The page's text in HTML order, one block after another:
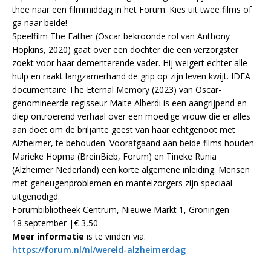
thee naar een filmmiddag in het Forum. Kies uit twee films of
ga naar beide!
Speelfilm The Father (Oscar bekroonde rol van Anthony
Hopkins, 2020) gaat over een dochter die een verzorgster
zoekt voor haar dementerende vader. Hij weigert echter alle
hulp en raakt langzamerhand de grip op zijn leven kwijt. IDFA
documentaire The Eternal Memory (2023) van Oscar-
genomineerde regisseur Maite Alberdi is een aangrijpend en
diep ontroerend verhaal over een moedige vrouw die er alles
aan doet om de briljante geest van haar echtgenoot met
Alzheimer, te behouden. Voorafgaand aan beide films houden
Marieke Hopma (BreinBieb, Forum) en Tineke Runia
(Alzheimer Nederland) een korte algemene inleiding. Mensen
met geheugenproblemen en mantelzorgers zijn speciaal
uitgenodigd.
Forumbibliotheek Centrum, Nieuwe Markt 1, Groningen
18 september |€ 3,50
Meer informatie is te vinden via:
https://forum.nl/nl/wereld-alzheimerdag